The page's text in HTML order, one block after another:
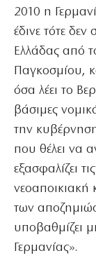
2010 η
έδινε τότε δεν
Ελλάδας από
Παγκοσμίου,
όσα λέει το
βάσιμες
την
που θέλει να
εξασφαλίζει
νεοαποικιακή
των
υποβαθμίζει
Γερμανίας».